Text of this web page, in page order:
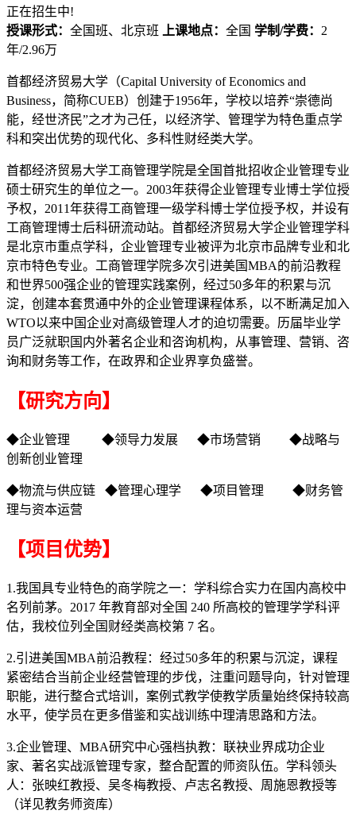
正在招生中!
授课形式： 全国班、北京班 上课地点： 全国 学制/学费： 2
年/2.96万
首都经济贸易大学（Capital University of Economics and
Business，简称CUEB）创建于1956年，学校以培养“崇德尚
能，经世济民”之才为己任，以经济学、管理学为特色重点学
科和突出优势的现代化、多科性财经类大学。
首都经济贸易大学工商管理学院是全国首批招收企业管理专业
硕士研究生的单位之一。2003年获得企业管理专业博士学位授
予权，2011年获得工商管理一级学科博士学位授予权，并设有
工商管理博士后科研流动站。首都经济贸易大学企业管理学科
是北京市重点学科，企业管理专业被评为北京市品牌专业和北
京市特色专业。工商管理学院多次引进美国MBA的前沿教程
和世界500强企业的管理实践案例，经过50多年的积累与沉
淀，创建本套贯通中外的企业管理课程体系，以不断满足加入
WTO以来中国企业对高级管理人才的迫切需要。历届毕业学
员广泛就职国内外著名企业和咨询机构，从事管理、营销、咨
询和财务等工作，在政界和企业界享负盛誉。
【研究方向】
◆企业管理 ◆领导力发展 ◆市场营销 ◆战略与
创新创业管理
◆物流与供应链 ◆管理心理学 ◆项目管理 ◆财务管
理与资本运营
【项目优势】
1.我国具专业特色的商学院之一：学科综合实力在国内高校中
名列前茅。2017 年教育部对全国 240 所高校的管理学学科评
估，我校位列全国财经类高校第 7 名。
2.引进美国MBA前沿教程：经过50多年的积累与沉淀，课程
紧密结合当前企业经营管理的步伐，注重问题导向，针对管理
职能，进行整合式培训，案例式教学使教学质量始终保持较高
水平，使学员在更多借鉴和实战训练中理清思路和方法。
3.企业管理、MBA研究中心强档执教：联袂业界成功企业
家、著名实战派管理专家，整合配置的师资队伍。学科领头
人：张映红教授、吴冬梅教授、卢志名教授、周施恩教授等
（详见教务师资库）